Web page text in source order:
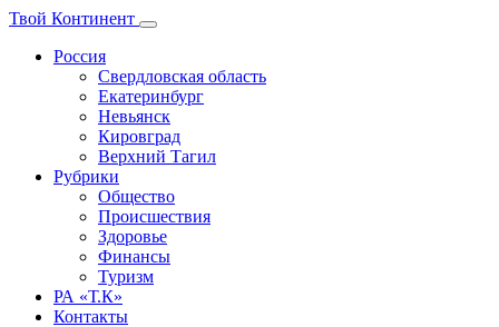
Твой Континент
Россия
Свердловская область
Екатеринбург
Невьянск
Кировград
Верхний Тагил
Рубрики
Общество
Происшествия
Здоровье
Финансы
Туризм
РА «Т.К»
Контакты